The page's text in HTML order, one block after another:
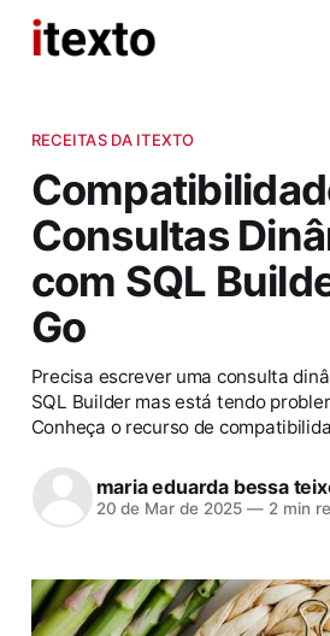
RECEITAS DA ITEXTO
Consultas
com SQL
Go
Precisa escrever uma consulta
SQL Builder mas está tendo
Conheça o recurso de
maria eduarda bessa
20 de Mar de 2025 — 2 min